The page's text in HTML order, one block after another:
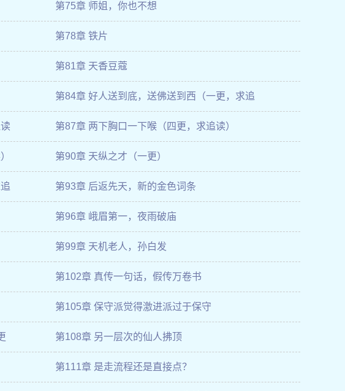
第75章 师姐，你也不想
第78章 铁片
第81章 天香豆蔻
第84章 好人送到底，送佛送到西（一更，求追
第87章 两下胸口一下喉（四更，求追读）
第90章 天纵之才（一更）
第93章 后返先天，新的金色词条
第96章 峨眉第一，夜雨破庙
第99章 天机老人，孙白发
第102章 真传一句话，假传万卷书
第105章 保守派觉得激进派过于保守
第108章 另一层次的仙人拂顶
第111章 是走流程还是直接点？